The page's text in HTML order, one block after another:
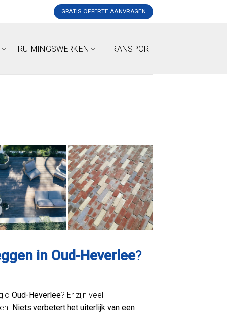
GRATIS OFFERTE AANVRAGEN
RUIMINGSWERKEN TRANSPORT
in Oud-Heverlee?
Oud-Heverlee? Er zijn veel
Niets verbetert het uiterlijk van een